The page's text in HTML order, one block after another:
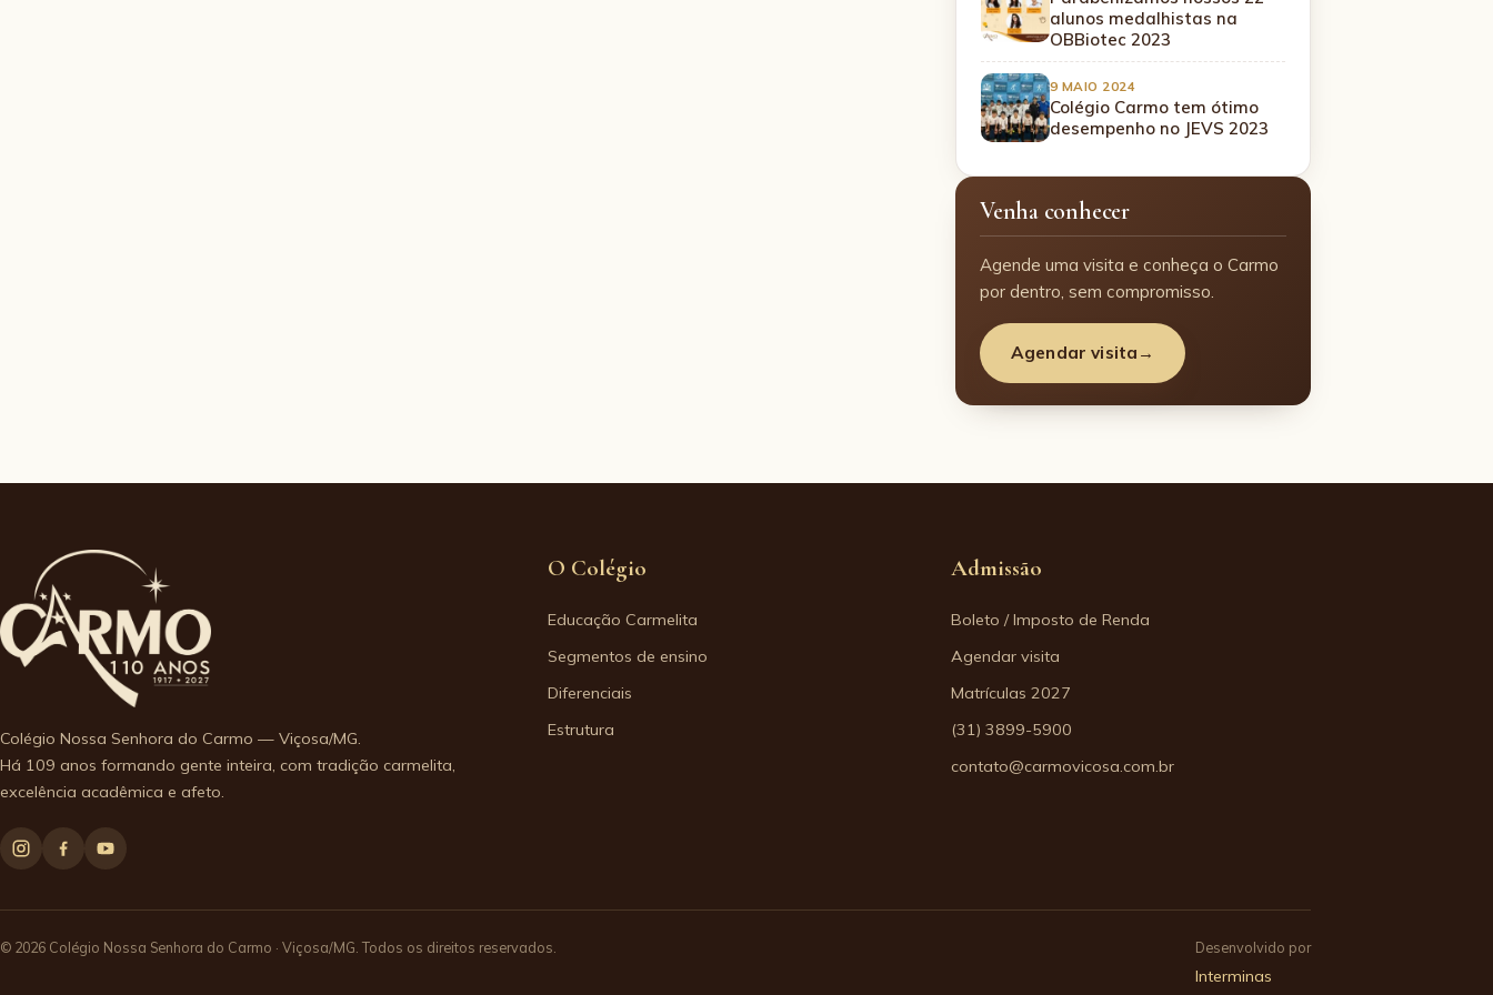
alunos medalhistas na
OBBiotec 2023
9 MAIO 2024
Colégio Carmo tem ótimo
desempenho no JEVS 2023
Venha conhecer
Agende uma visita e conheça o Carmo
por dentro, sem compromisso.
Agendar visita →
Colégio Nossa Senhora do Carmo — Viçosa/MG.
Há 109 anos formando gente inteira, com tradição carmelita,
excelência acadêmica e afeto.
O Colégio
Educação Carmelita
Segmentos de ensino
Diferenciais
Estrutura
Admissão
Boleto / Imposto de Renda
Agendar visita
Matrículas 2027
(31) 3899-5900
contato@carmovicosa.com.br
© 2026 Colégio Nossa Senhora do Carmo · Viçosa/MG. Todos os direitos reservados. Desenvolvido por
Interminas